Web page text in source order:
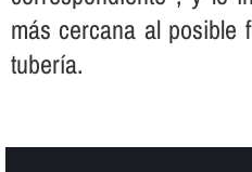
más cercana al posible
tuberí­a.